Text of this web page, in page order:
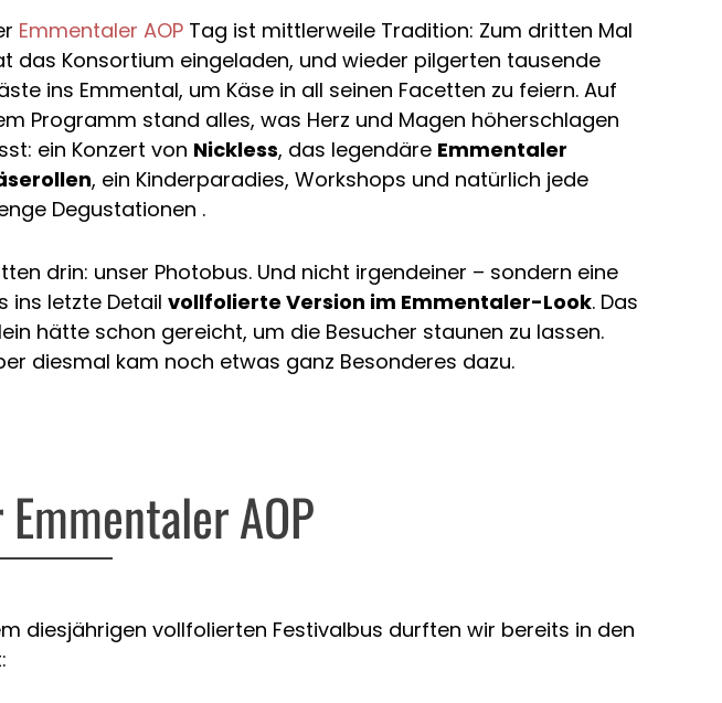
Emmentaler AOP Tag ist mittlerweile Tradition: Zum dritten Mal
das Konsortium eingeladen, und wieder pilgerten tausende
ins Emmental, um Käse in all seinen Facetten zu feiern. Auf
Programm stand alles, was Herz und Magen höherschlagen
ein Konzert von Nickless, das legendäre Emmentaler
, ein Kinderparadies, Workshops und natürlich jede
Degustationen .
drin: unser Photobus. Und nicht irgendeiner – sondern eine
ins letzte Detail vollfolierte Version im Emmentaler-Look. Das
hätte schon gereicht, um die Besucher staunen zu lassen.
diesmal kam noch etwas ganz Besonderes dazu.
AOP
diesjährigen vollfolierten Festivalbus durften wir bereits in den